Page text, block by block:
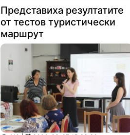
Представиха резултатите
от тестов туристически
маршрут
119 | 2026-08-07 15:08:36